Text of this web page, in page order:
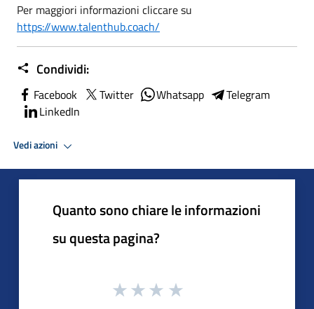
Per maggiori informazioni cliccare su
https://www.talenthub.coach/
Condividi:
Facebook Twitter Whatsapp
Telegram
LinkedIn
Vedi azioni
Quanto sono chiare le informazioni
su questa pagina?